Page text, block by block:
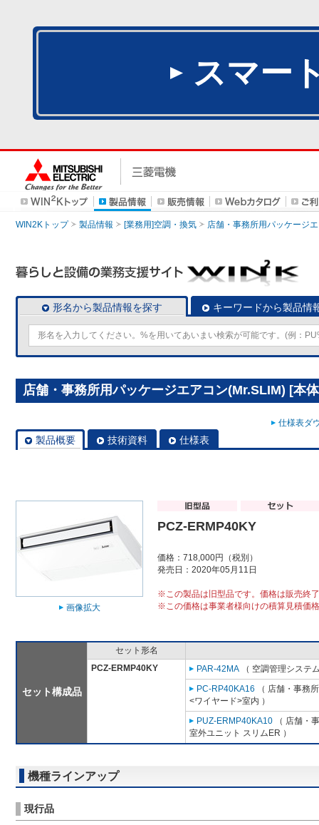
スマー
WIN2Kトップ 製品情報 [業務用]空調・換気 店舗・事務所用パッケージ
形名から製品情報を探す キーワードから製品情
店舗・事務所用パッケージエアコン(Mr.SLIM) [本
仕様表ダ
製品概要 技術資料 仕様表
画像拡大
PCZ-ERMP40KY
価格：718,000円（税別）
発売日：2020年05月11日
※この製品は旧型品です。価格は販売終
※この価格は事業者様向けの積算見積価
セット構成品
セット形名
PCZ-ERMP40KY
PAR-42MA （ 空調管理システ
PC-RP40KA16 （ 店舗・事務
<ワイヤード>室内 ）
PUZ-ERMP40KA10 （ 店舗・
室外ユニット スリムER ）
機種ラインアップ
現行品